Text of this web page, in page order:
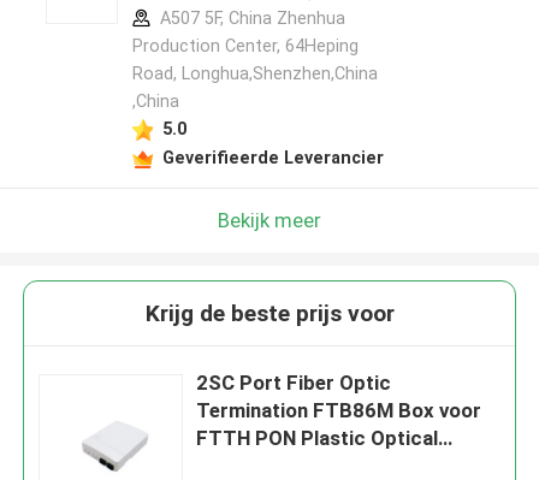
A507 5F, China Zhenhua
Production Center, 64Heping
Road, Longhua,Shenzhen,China
,China
5.0
Geverifieerde Leverancier
Bekijk meer
Krijg de beste prijs voor
2SC Port Fiber Optic
Termination FTB86M Box voor
FTTH PON Plastic Optical